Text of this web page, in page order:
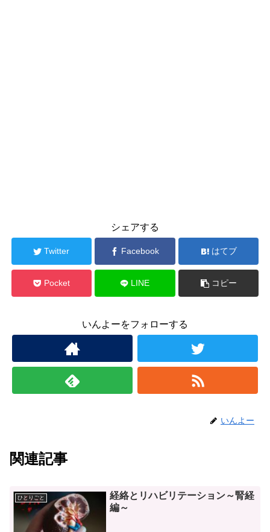
シェアする
Twitter Facebook はてブ
Pocket LINE コピー
いんよーをフォローする
いんよー
関連記事
ひとりごと
経絡とリハビリテーション～腎経
編～